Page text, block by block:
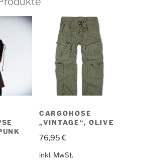
CARGOHOSE
„VINTAGE“, OLIVE
76,95€
inkl. MwSt.